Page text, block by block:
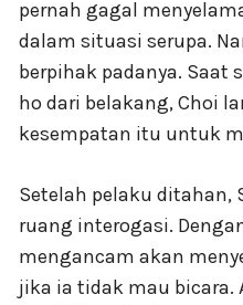
pernah gagal
dalam situasi serupa.
berpihak padanya. Saat
ho dari belakang, Choi
kesempatan itu untuk
Setelah pelaku ditahan,
ruang interogasi.
mengancam akan
jika ia tidak mau bicara.